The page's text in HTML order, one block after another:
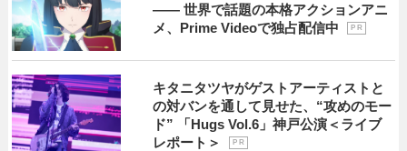
―― 世界で話題の本格アクションアニ
メ、Prime Videoで独占配信中
P R
キタニタツヤがゲストアーティストと
の対バンを通して見せた、“攻めのモー
ド” 「Hugs Vol.6」神戸公演＜ライブ
レポート＞
P R